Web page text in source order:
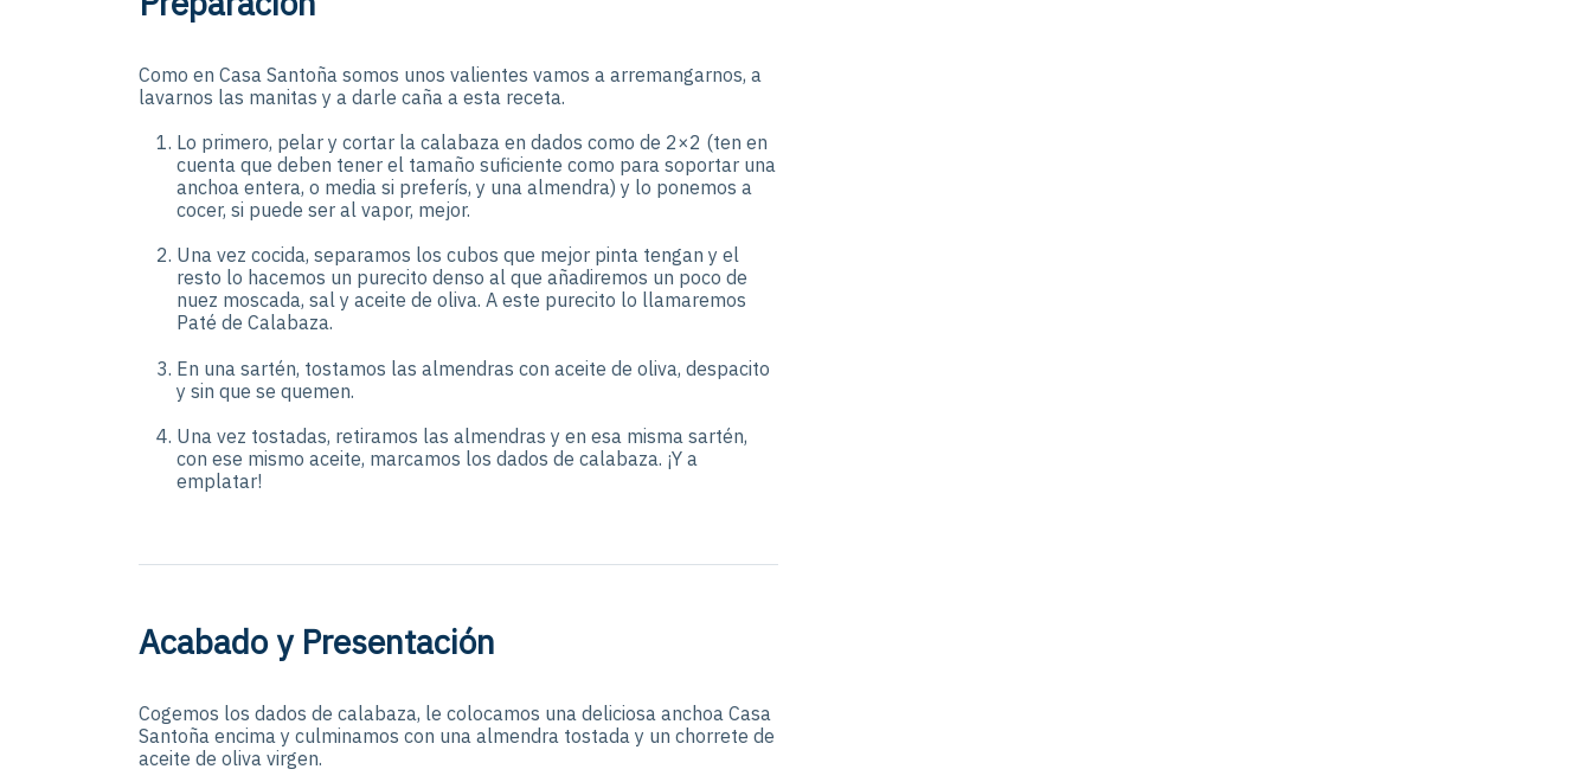
Como en Casa Santoña somos unos valientes vamos a arremangarnos, a
lavarnos las manitas y a darle caña a esta receta.
Lo primero, pelar y cortar la calabaza en dados como de 2×2 (ten en
cuenta que deben tener el tamaño suficiente como para soportar una
anchoa entera, o media si preferís, y una almendra) y lo ponemos a
cocer, si puede ser al vapor, mejor.
Una vez cocida, separamos los cubos que mejor pinta tengan y el
resto lo hacemos un purecito denso al que añadiremos un poco de
nuez moscada, sal y aceite de oliva. A este purecito lo llamaremos
Paté de Calabaza.
En una sartén, tostamos las almendras con aceite de oliva, despacito
y sin que se quemen.
Una vez tostadas, retiramos las almendras y en esa misma sartén,
con ese mismo aceite, marcamos los dados de calabaza. ¡Y a
emplatar!
Acabado y Presentación
Cogemos los dados de calabaza, le colocamos una deliciosa anchoa Casa
Santoña encima y culminamos con una almendra tostada y un chorrete de
aceite de oliva virgen.